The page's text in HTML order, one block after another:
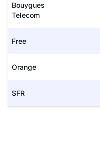
Bouygues
Telecom
Free
Orange
SFR